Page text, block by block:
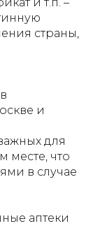
страны,
и
для
месте, что
в случае
аптеки